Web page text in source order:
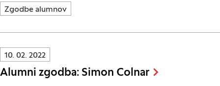
Zgodbe alumnov
Innovatif\Page\NewsListPage.DATE_A11Y:
10. 02. 2022
Alumni zgodba: Simon Colnar